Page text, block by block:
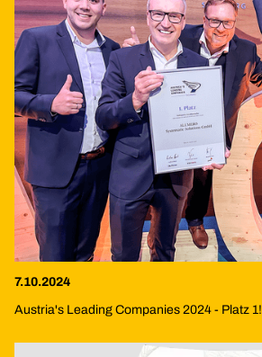
7.10.2024
Austria's Leading Companies 2024 - Platz 1!